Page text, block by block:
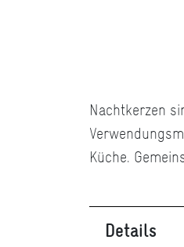
Nachtkerzen
Küche.
Details